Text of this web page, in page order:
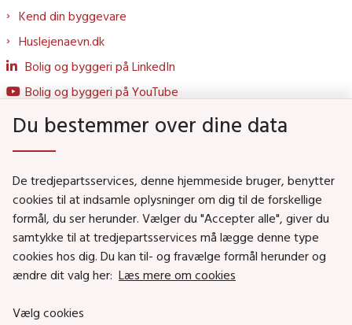
Kend din byggevare
Huslejenaevn.dk
Bolig og byggeri på LinkedIn
Bolig og byggeri på YouTube
Social- og Boligministeriet
Job i Social- og Boligstyrelsen
Puljer og tilskud
Nyhedsbreve
Social- og Boligstyrelsens nyheder som RSS feed
Du bestemmer over dine data
De tredjepartsservices, denne hjemmeside bruger, benytter
cookies til at indsamle oplysninger om dig til de forskellige
formål, du ser herunder. Vælger du "Accepter alle", giver du
samtykke til at tredjepartsservices må lægge denne type
cookies hos dig. Du kan til- og fravælge formål herunder og
ændre dit valg her: Læs mere om cookies
Vælg cookies